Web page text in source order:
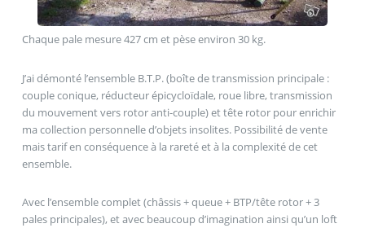
Chaque pale mesure 427 cm et pèse environ 30 kg.
J’ai démonté l’ensemble B.T.P. (boîte de transmission principale :
couple conique, réducteur épicycloïdale, roue libre, transmission
du mouvement vers rotor anti-couple) et tête rotor pour enrichir
ma collection personnelle d’objets insolites. Possibilité de vente
mais tarif en conséquence à la rareté et à la complexité de cet
ensemble.
Avec l’ensemble complet (châssis + queue + BTP/tête rotor + 3
pales principales), et avec beaucoup d’imagination ainsi qu’un loft